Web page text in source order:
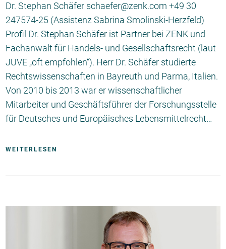
Dr. Stephan Schäfer schaefer@zenk.com +49 30
247574-25 (Assistenz Sabrina Smolinski-Herzfeld)
Profil Dr. Stephan Schäfer ist Partner bei ZENK und
Fachanwalt für Handels- und Gesellschaftsrecht (laut
JUVE „oft empfohlen“). Herr Dr. Schäfer studierte
Rechtswissenschaften in Bayreuth und Parma, Italien.
Von 2010 bis 2013 war er wissenschaftlicher
Mitarbeiter und Geschäftsführer der Forschungsstelle
für Deutsches und Europäisches Lebensmittelrecht…
WEITERLESEN